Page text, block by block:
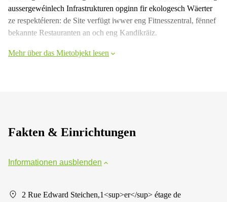
aussergewéinlech Infrastrukturen opginn fir ekologesch Wäerter
ze respektéieren: de Site verfügt iwwer eng Fitnesszentral, fënnef
bekannte Restauranten an och eng Kandikräiz.
Mehr über das Mietobjekt lesen
Fakten & Einrichtungen
Informationen ausblenden
2 Rue Edward Steichen,1<sup>er</sup> étage de